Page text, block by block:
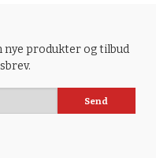
nye produkter og tilbud